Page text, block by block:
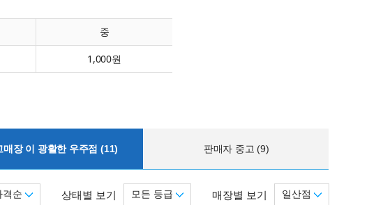
중
1,000원
매장 이 광활한 우주점 (11) 판매자 중고 (9)
매장별 보기 일산점
상태별 보기 모든 등급
격순